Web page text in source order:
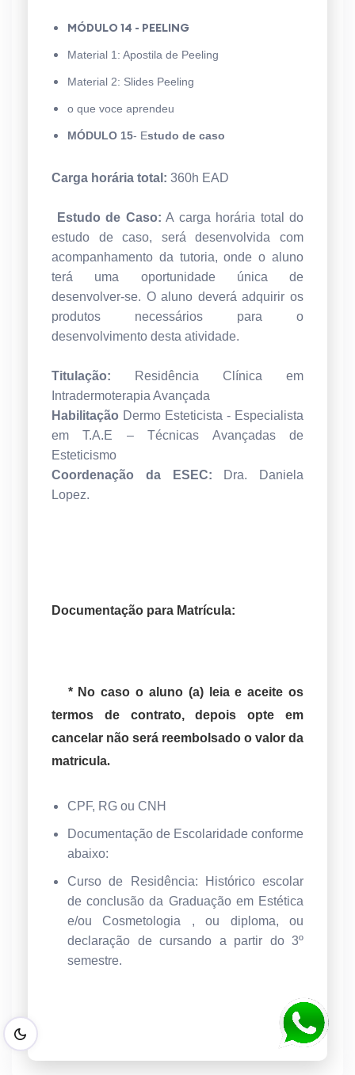
MÓDULO 14 - PEELING
Material 1: Apostila de Peeling
Material 2: Slides Peeling
o que voce aprendeu
MÓDULO 15- Estudo de caso
Carga horária total: 360h EAD
Estudo de Caso: A carga horária total do
estudo de caso, será desenvolvida com
acompanhamento da tutoria, onde o aluno
terá uma oportunidade única de
desenvolver-se. O aluno deverá adquirir os
produtos necessários para o
desenvolvimento desta atividade.
Titulação:
Residência Clínica em
Intradermoterapia Avançada
Habilitação Dermo Esteticista - Especialista
em T.A.E – Técnicas Avançadas de
Esteticismo
Coordenação da ESEC: Dra. Daniela
Lopez.
Documentação para Matrícula:
* No caso o aluno (a) leia e aceite os
termos de contrato, depois opte em
cancelar não será reembolsado o valor da
matricula.
CPF, RG ou CNH
Documentação de Escolaridade conforme
abaixo:
Curso de Residência: Histórico escolar
de conclusão da Graduação em Estética
e/ou Cosmetologia , ou diploma, ou
declaração de cursando a partir do 3º
semestre.